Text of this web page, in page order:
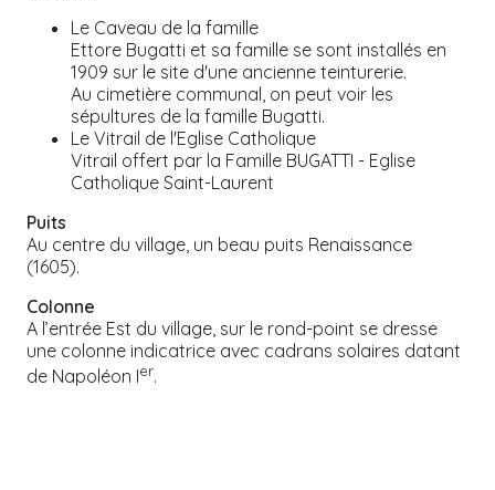
Le Caveau de la famille
Ettore Bugatti et sa famille se sont installés en
1909 sur le site d'une ancienne teinturerie.
Au cimetière communal, on peut voir les
sépultures de la famille Bugatti.
Le Vitrail de l'Eglise Catholique
Vitrail offert par la Famille BUGATTI - Eglise
Catholique Saint-Laurent
Puits
Au centre du village, un beau puits Renaissance
(1605).
Colonne
A l’entrée Est du village, sur le rond-point se dresse
une colonne indicatrice avec cadrans solaires datant
de Napoléon Ier.